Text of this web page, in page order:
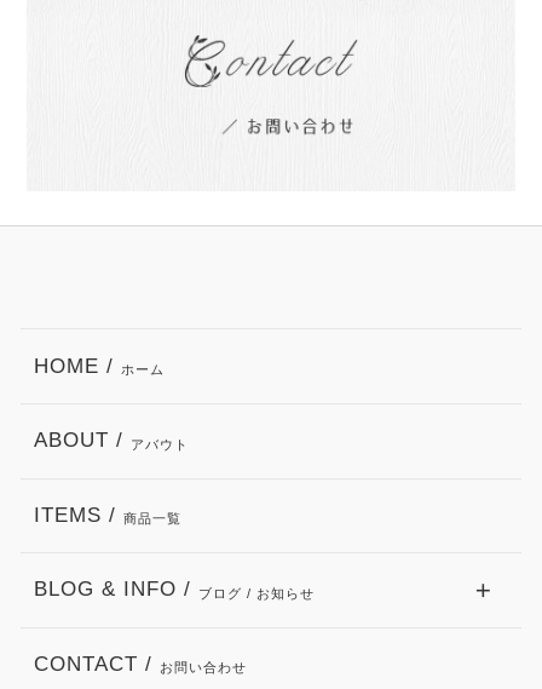
HOME / ホーム
ABOUT / アバウト
ITEMS / 商品一覧
BLOG & INFO / ブログ / お知らせ
CONTACT / お問い合わせ